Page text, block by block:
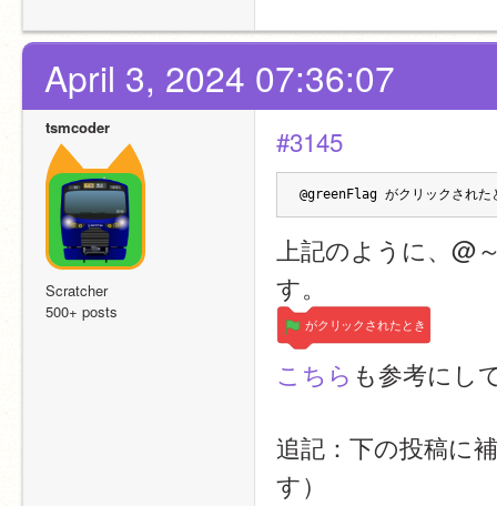
April 3, 2024 07:36:07
tsmcoder
Scratcher
500+ posts
#3145
@greenFlag がクリックされ
上記のように、@
す。
がクリックされたとき
こちら も参考にし
追記：下の投稿に
す）